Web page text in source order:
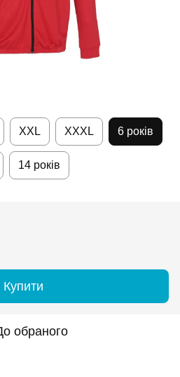
XXL XXXL 6 років
14 років
Купити
обраного